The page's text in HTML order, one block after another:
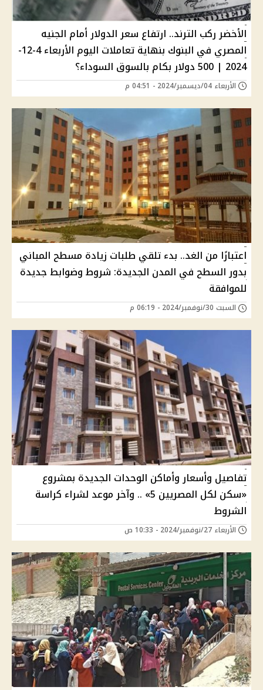
الأخضر ركب الترند.. ارتفاع سعر الدولار أمام الجنيه
المصري في البنوك بنهاية تعاملات اليوم الأربعاء 4-12-
2024 | 500 دولار بكام بالسوق السوداء؟
الأربعاء 04/ديسمبر/2024 - 04:51 م
اعتبارًا من الغد.. بدء تلقي طلبات زيادة مسطح المباني
بدور السطح في المدن الجديدة: شروط وضوابط جديدة
للموافقة
السبت 30/نوفمبر/2024 - 06:19 م
تفاصيل وأسعار وأماكن الوحدات الجديدة بمشروع
«سكن لكل المصريين 5» .. وآخر موعد لشراء كراسة
الشروط
الأربعاء 27/نوفمبر/2024 - 10:33 ص